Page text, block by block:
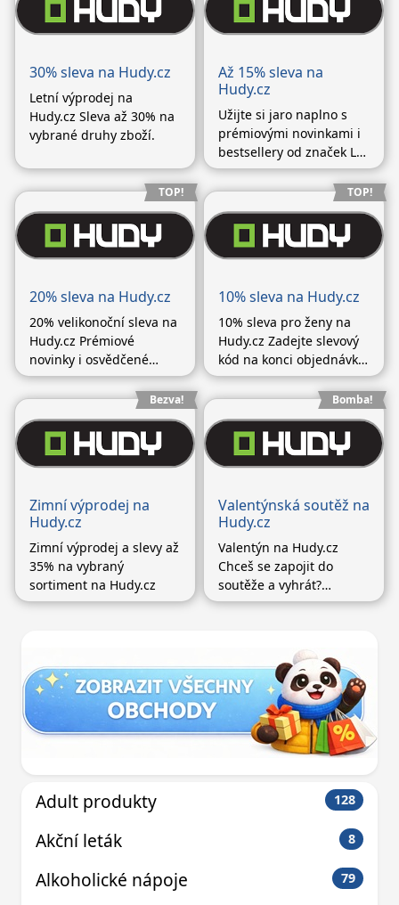
30% sleva na Hudy.cz
Letní výprodej na
Hudy.cz Sleva až 30% na
vybrané druhy zboží.
Až 15% sleva na
Hudy.cz
Užijte si jaro naplno s
prémiovými novinkami i
bestsellery od značek La
Sportiva, Direct Alpine,
Fjällräven, Mammut a
dalších! Jarní hity nyní se
slevou až -15 %
Nakupujte se slevovými
kódy, které najdete u
textu…)
TOP!
20% sleva na Hudy.cz
20% velikonoční sleva na
Hudy.cz Prémiové
novinky i osvědčené
klasiky od
značek Mammut,
Patagonia, La Sportiva,
Millet, Direct Alpine a
dalších se slevou až -20
% Zadejte slevové kódy,
TOP!
10% sleva na Hudy.cz
10% sleva pro ženy na
Hudy.cz Zadejte slevový
kód na konci objednávky
v košíku. Sleva 10 % se
vztahuje na dámské
oblečení, obuv, lezečky,
sluneční brýle i vybrané
kempingové vybavení.
Bezva!
Zimní výprodej na
Hudy.cz
Zimní výprodej a slevy až
35% na vybraný
sortiment na Hudy.cz
Bomba!
Valentýnská soutěž na
Hudy.cz
Valentýn na Hudy.cz
Chceš se zapojit do
soutěže a vyhrát?
Všechny informace o
Adult produkty 128
Akční leták 8
Alkoholické nápoje 79